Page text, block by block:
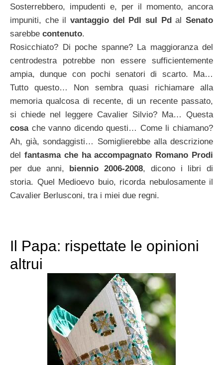
Sosterrebbero, impudenti e, per il momento, ancora
impuniti, che il vantaggio del Pdl sul Pd al Senato
sarebbe contenuto.
Rosicchiato? Di poche spanne? La maggioranza del
centrodestra potrebbe non essere sufficientemente
ampia, dunque con pochi senatori di scarto. Ma…
Tutto questo… Non sembra quasi richiamare alla
memoria qualcosa di recente, di un recente passato,
si chiede nel leggere Cavalier Silvio? Ma… Questa
cosache vanno dicendo questi… Come li chiamano?
Ah, già, sondaggisti… Somiglierebbe alla descrizione
del fantasma che ha accompagnato Romano Prodi
per due anni,
biennio 2006-2008, dicono i libri di
storia. Quel Medioevo buio, ricorda nebulosamente il
Cavalier Berlusconi, tra i miei due regni.
Il Papa: rispettate le opinioni
altrui